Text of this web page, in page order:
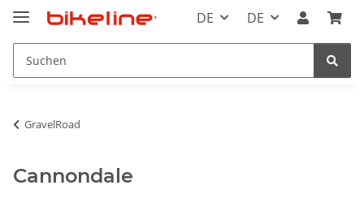
DE DE
GravelRoad
Cannondale